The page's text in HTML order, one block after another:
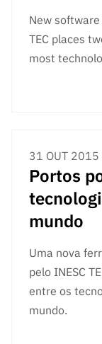
New software
TEC places
most
31 OUT 2015
Portos
mundo
Uma nova
pelo INESC
entre os
mundo.